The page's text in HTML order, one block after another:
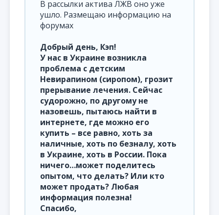
В рассылки актива ЛЖВ оно уже
ушло. Размещаю информацию на
форумах
Добрый день, Кэп!
У нас в Украине возникла
проблема с детским
Невирапином (сиропом), грозит
прерывание лечения. Сейчас
судорожно, по другому не
назовешь, пытаюсь найти в
интернете, где можно его
купить – все равно, хоть за
наличные, хоть по безналу, хоть
в Украине, хоть в России. Пока
ничего…может поделитесь
опытом, что делать? Или кто
может продать? Любая
информация полезна!
Спасибо,